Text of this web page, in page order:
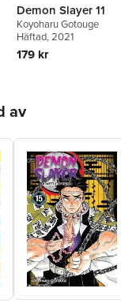
Demon Slayer 11
Koyoharu Gotouge
Häftad, 2021
179 kr
av